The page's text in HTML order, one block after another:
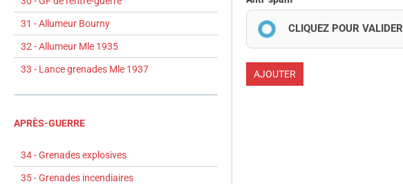
CLIQUEZ POUR VALIDER
AJOUTER
31 - Allumeur Bourny
32 - Allumeur Mle 1935
33 - Lance grenades Mle 1937
APRÈS-GUERRE
34 - Grenades explosives
35 - Grenades incendiaires